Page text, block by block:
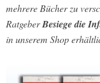
mehrere Bücher zu
RatgeberBesiege die
in unserem Shop